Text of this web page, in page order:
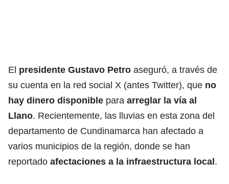
El presidente Gustavo Petro aseguró, a través de
su cuenta en la red social X (antes Twitter), que no
hay dinero disponible para arreglar la vía al
Llano. Recientemente, las lluvias en esta zona del
departamento de Cundinamarca han afectado a
varios municipios de la región, donde se han
reportado afectaciones a la infraestructura local.